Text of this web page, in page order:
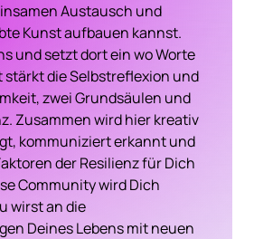
Austausch und
Kunst aufbauen kannst.
und setzt dort ein wo Worte
die Selbstreflexion und
zwei Grundsäulen und
Zusammen wird hier kreativ
kommuniziert erkannt und
der Resilienz für Dich
Community wird Dich
wirst an die
Deines Lebens mit neuen